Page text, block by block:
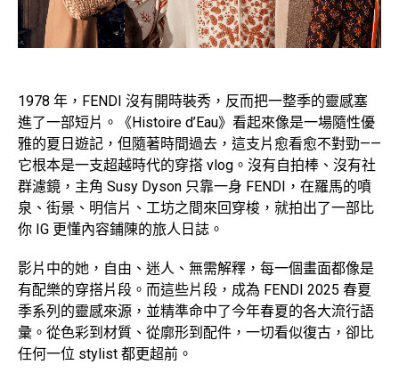
1978 年，FENDI 沒有開時裝秀，反而把一整季的靈感塞
進了一部短片。《Histoire d’Eau》看起來像是一場隨性優
雅的夏日遊記，但隨著時間過去，這支片愈看愈不對勁——
它根本是一支超越時代的穿搭 vlog。沒有自拍棒、沒有社
群濾鏡，主角 Susy Dyson 只靠一身 FENDI，在羅馬的噴
泉、街景、明信片、工坊之間來回穿梭，就拍出了一部比
你 IG 更懂內容鋪陳的旅人日誌。
影片中的她，自由、迷人、無需解釋，每一個畫面都像是
有配樂的穿搭片段。而這些片段，成為 FENDI 2025 春夏
季系列的靈感來源，並精準命中了今年春夏的各大流行語
彙。從色彩到材質、從廓形到配件，一切看似復古，卻比
任何一位 stylist 都更超前。